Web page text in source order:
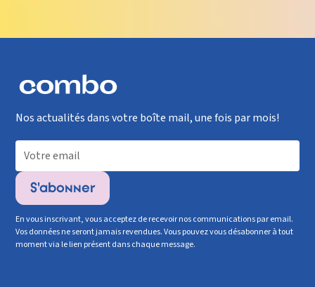
Nos actualités dans votre boîte mail, une fois par mois!
En vous inscrivant, vous acceptez de recevoir nos communications par email.
Vos données ne seront jamais revendues. Vous pouvez vous désabonner à tout
moment via le lien présent dans chaque message.